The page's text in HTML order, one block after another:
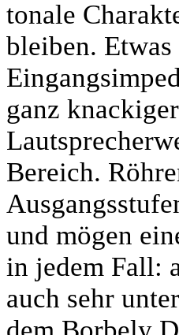
tonale
bleiben.
ganz
Bereich.
und mögen
in jedem Fall:
auch sehr